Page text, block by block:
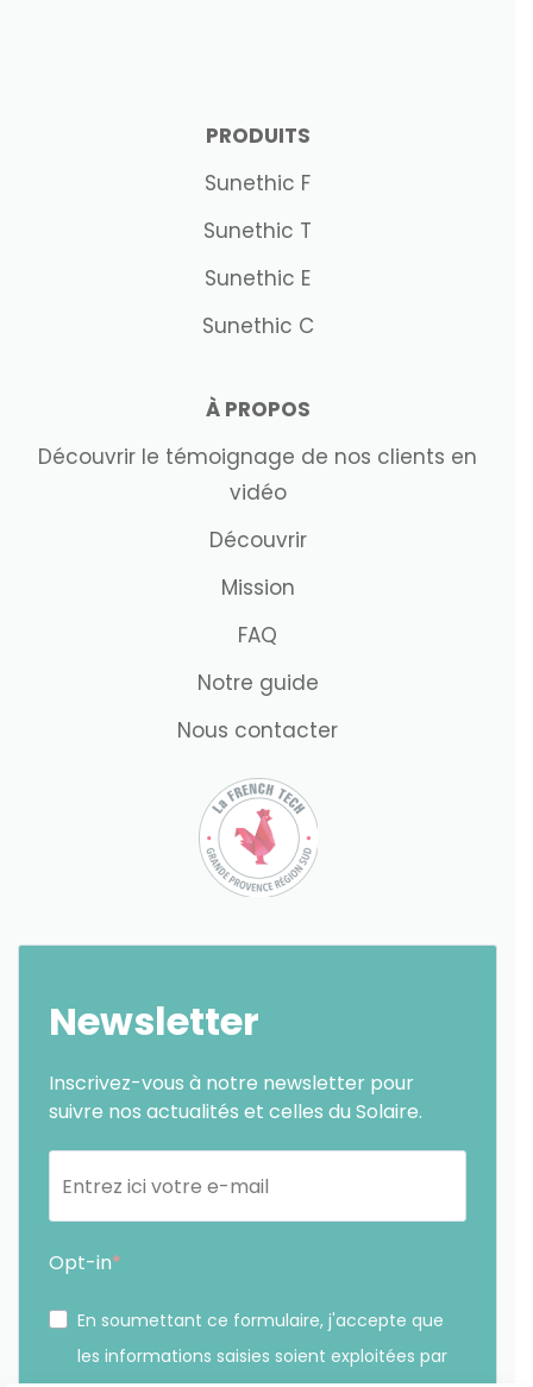
PRODUITS
Sunethic F
Sunethic T
Sunethic E
Sunethic C
À PROPOS
Découvrir le témoignage de nos clients en
vidéo
Découvrir
Mission
FAQ
Notre guide
Nous contacter
Newsletter
Inscrivez-vous à notre newsletter pour
suivre nos actualités et celles du Solaire.
Opt-in
En soumettant ce formulaire, j'accepte que
les informations saisies soient exploitées par